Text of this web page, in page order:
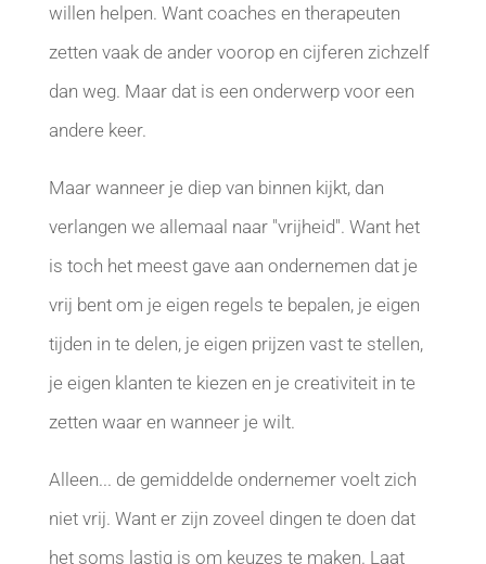
willen helpen. Want coaches en therapeuten
zetten vaak de ander voorop en cijferen zichzelf
dan weg. Maar dat is een onderwerp voor een
andere keer.
Maar wanneer je diep van binnen kijkt, dan
verlangen we allemaal naar "vrijheid". Want het
is toch het meest gave aan ondernemen dat je
vrij bent om je eigen regels te bepalen, je eigen
tijden in te delen, je eigen prijzen vast te stellen,
je eigen klanten te kiezen en je creativiteit in te
zetten waar en wanneer je wilt.
Alleen... de gemiddelde ondernemer voelt zich
niet vrij. Want er zijn zoveel dingen te doen dat
het soms lastig is om keuzes te maken. Laat